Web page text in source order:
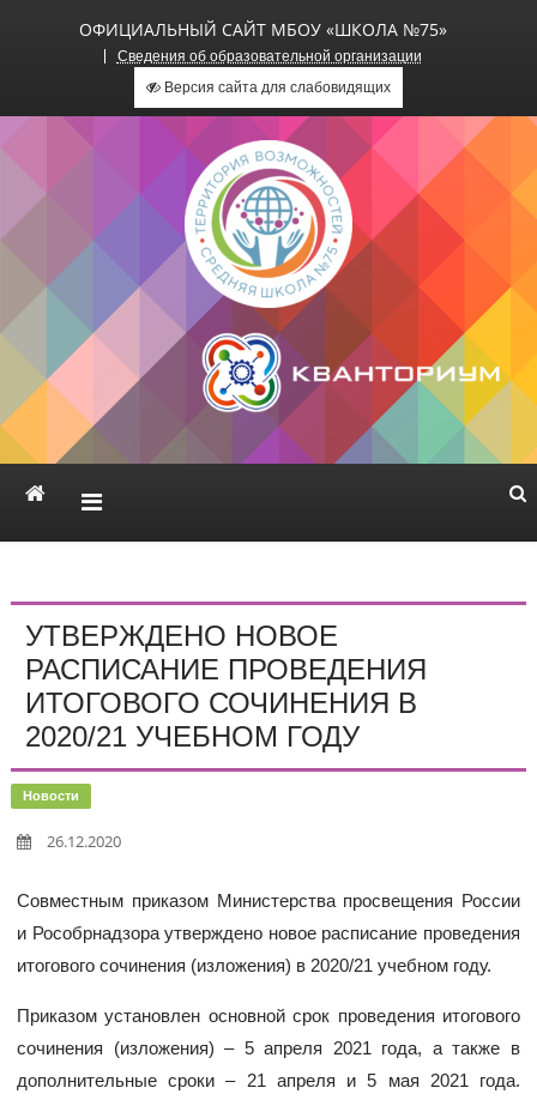
ОФИЦИАЛЬНЫЙ САЙТ МБОУ «ШКОЛА №75»
Сведения об образовательной организации
Версия сайта для слабовидящих
Официальный сайт МБОУ
«Школа №75»
УТВЕРЖДЕНО НОВОЕ
РАСПИСАНИЕ ПРОВЕДЕНИЯ
ИТОГОВОГО СОЧИНЕНИЯ В
2020/21 УЧЕБНОМ ГОДУ
Новости
26.12.2020
Совместным приказом Министерства просвещения России
и Рособрнадзора утверждено новое расписание проведения
итогового сочинения (изложения) в 2020/21 учебном году.
Приказом установлен основной срок проведения итогового
сочинения (изложения) – 5 апреля 2021 года, а также в
дополнительные сроки – 21 апреля и 5 мая 2021 года.